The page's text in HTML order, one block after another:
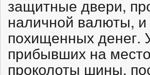
защитные двери,
наличной валюты,
похищенных денег.
прибывших на
проколоты шины,